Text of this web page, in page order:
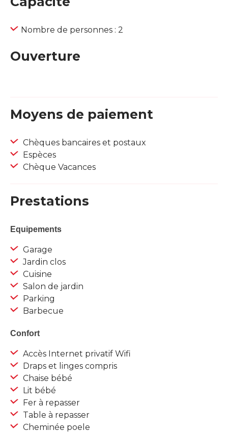
Nombre de personnes : 2
Ouverture
Moyens de paiement
Chèques bancaires et postaux
Espèces
Chèque Vacances
Prestations
Equipements
Garage
Jardin clos
Cuisine
Salon de jardin
Parking
Barbecue
Confort
Accès Internet privatif Wifi
Draps et linges compris
Chaise bébé
Lit bébé
Fer à repasser
Table à repasser
Cheminée poele